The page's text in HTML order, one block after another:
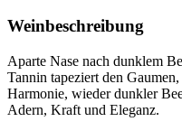
Weinbeschreibung
Aparte Nase nach dunklem
Tannin tapeziert den
Harmonie, wieder dunkler
Adern, Kraft und Eleganz.